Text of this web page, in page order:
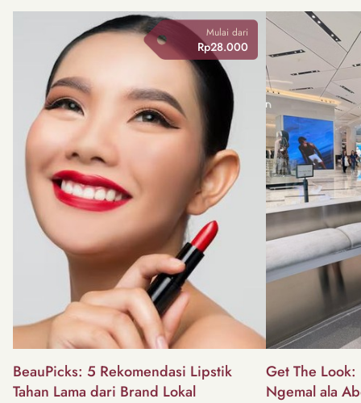
Mulai dari
Rp28.000
BeauPicks: 5 Rekomendasi Lipstik
Tahan Lama dari Brand Lokal
Get The
Ngemal ala